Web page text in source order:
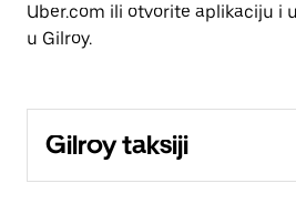
Uber.com ili otvorite aplikaciju i
u Gilroy.
Gilroy taksiji